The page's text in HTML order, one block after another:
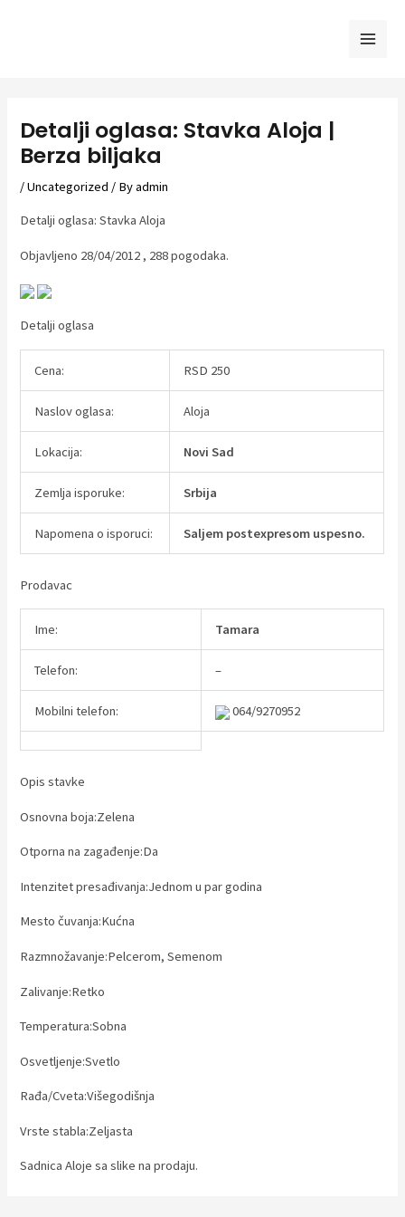
Detalji oglasa: Stavka Aloja |
Berza biljaka
/Uncategorized / Byadmin
Detalji oglasa: Stavka Aloja
Objavljeno 28/04/2012 , 288 pogodaka.
Detalji oglasa
Cena: RSD 250
Naslov oglasa: Aloja
Lokacija: Novi Sad
Zemlja isporuke: Srbija
Napomena o isporuci: Saljem postexpresom uspesno.
Prodavac
Ime: Tamara
Telefon: –
Mobilni telefon: 064/9270952
Opis stavke
Osnovna boja:Zelena
Otporna na zagađenje:Da
Intenzitet presađivanja:Jednom u par godina
Mesto čuvanja:Kućna
Razmnožavanje:Pelcerom, Semenom
Zalivanje:Retko
Temperatura:Sobna
Osvetljenje:Svetlo
Rađa/Cveta:Višegodišnja
Vrste stabla:Zeljasta
Sadnica Aloje sa slike na prodaju.